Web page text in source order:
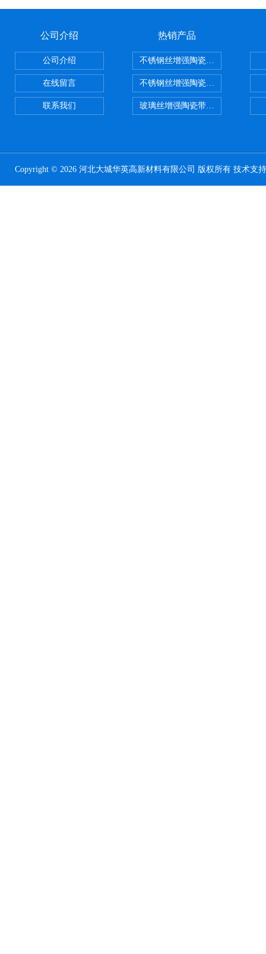
公司介绍
公司介绍
在线留言
联系我们
热销产品
不锈钢丝增强陶瓷纤维布，陶瓷布
不锈钢丝增强陶瓷纤维布应用范围
玻璃丝增强陶瓷带，硅酸铝纤维
Copyright © 2026 河北大城华英高新材料有限公司 版权所有 技术支